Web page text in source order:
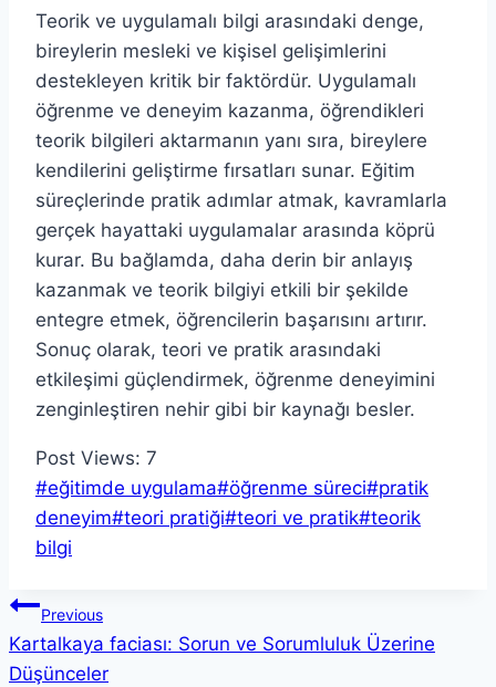
Teorik ve uygulamalı bilgi arasındaki denge,
bireylerin mesleki ve kişisel gelişimlerini
destekleyen kritik bir faktördür. Uygulamalı
öğrenme ve deneyim kazanma, öğrendikleri
teorik bilgileri aktarmanın yanı sıra, bireylere
kendilerini geliştirme fırsatları sunar. Eğitim
süreçlerinde pratik adımlar atmak, kavramlarla
gerçek hayattaki uygulamalar arasında köprü
kurar. Bu bağlamda, daha derin bir anlayış
kazanmak ve teorik bilgiyi etkili bir şekilde
entegre etmek, öğrencilerin başarısını artırır.
Sonuç olarak, teori ve pratik arasındaki
etkileşimi güçlendirmek, öğrenme deneyimini
zenginleştiren nehir gibi bir kaynağı besler.
Post Views: 7
Post
Tags:
#eğitimde uygulama#öğrenme süreci#pratik
deneyim#teori pratiği#teori ve pratik#teorik
bilgi
Yazı
gezinmesi
Previous
Kartalkaya faciası: Sorun ve Sorumluluk Üzerine
Düşünceler